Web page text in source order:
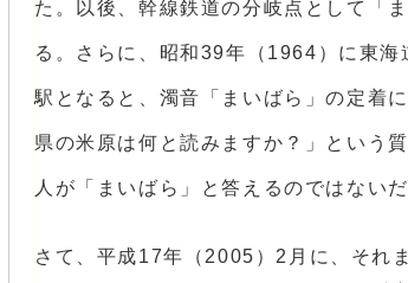
た。以後、幹線鉄道の分岐点として「
る。さらに、昭和39年（1964）に東
駅となると、濁音「まいばら」の定着
県の米原は何と読みますか？」という
人が「まいばら」と答えるのではないだ
さて、平成17年（2005）2月に、それ